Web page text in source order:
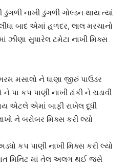
ડુંગળી નાખી ડુંગળી ગોલ્ડન થાય ત્યાં
બાદ એમાં હળદર, લાલ મરચાનો
ઝીણા સુધારેલ ટમેટા નાખી મિક્સ
મસાલો ને ધાણા જીરું પાઉડર
પા કપ પાણી નાખી ઢાંકી ને ચડાવી
એટલે એમાં બાફી રાખેલ દૂધી
ને બરોબર મિક્સ કરી લ્યો
કપ પાણી નાખી મિક્સ કરી લ્યો
મિનિટ માં તેલ અલગ થઈ જસે